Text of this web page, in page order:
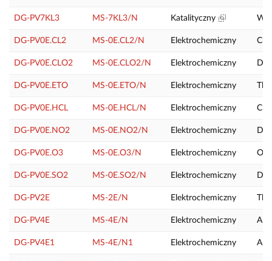
DG-PV7KL3 MS-7KL3/N Katalityczny
DG-PV0E.CL2 MS-0E.CL2/N Elektrochemiczny
DG-PV0E.CLO2 MS-0E.CLO2/N Elektrochemiczny
DG-PV0E.ETO MS-0E.ETO/N Elektrochemiczny
DG-PV0E.HCL MS-0E.HCL/N Elektrochemiczny
DG-PV0E.NO2 MS-0E.NO2/N Elektrochemiczny
DG-PV0E.O3 MS-0E.O3/N Elektrochemiczny
DG-PV0E.SO2 MS-0E.SO2/N Elektrochemiczny
DG-PV2E MS-2E/N Elektrochemiczny
DG-PV4E MS-4E/N Elektrochemiczny
DG-PV4E1 MS-4E/N1 Elektrochemiczny